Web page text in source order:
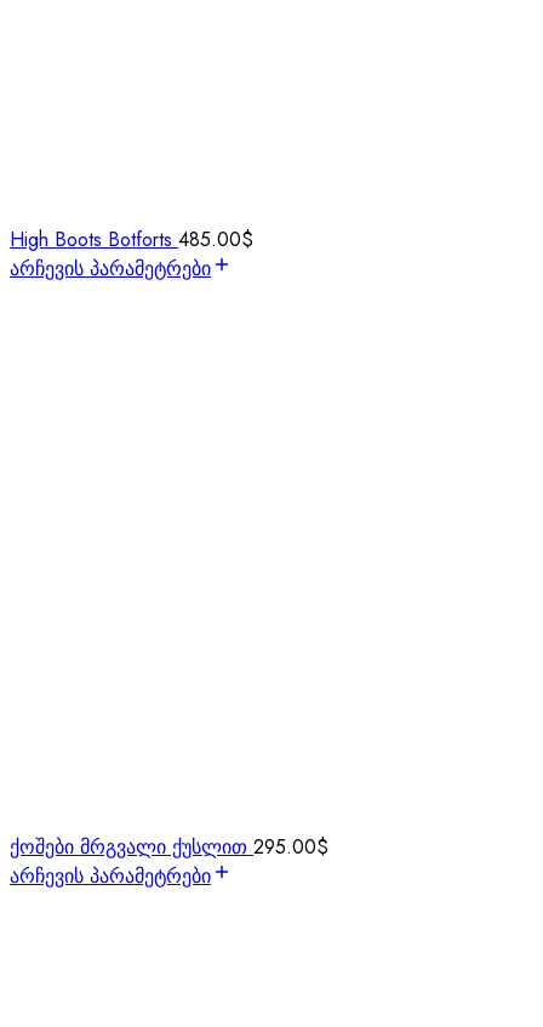
High Boots Botforts 485.00$
არჩევის პარამეტრები
ქოშები მრგვალი ქუსლით 295.00$
არჩევის პარამეტრები